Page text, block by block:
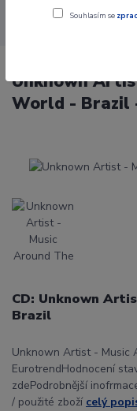
Alba CD
Unknown
World - Brazil
CD: Unknown
Brazil
Unknown Artist - Music
EurotrendHodnocení
zdePodrobnější
/ použité zboží celý
Souhlasím se